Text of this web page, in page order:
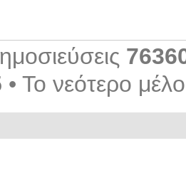
• Το νεότερο